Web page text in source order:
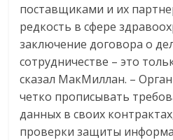
поставщиками и их
редкость в сфере
заключение договора о
сотрудничестве – это
сказал МакМиллан. –
четко прописывать
данных в своих
проверки защиты